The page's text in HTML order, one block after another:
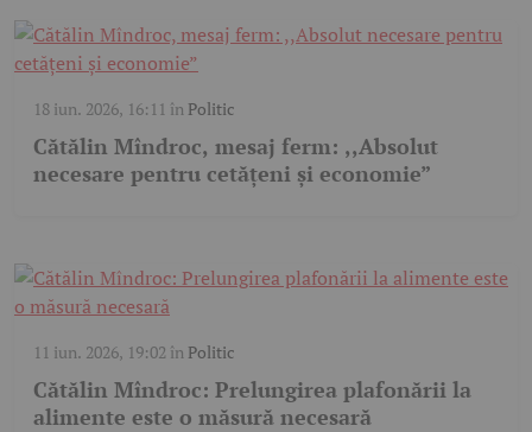
18 iun. 2026, 16:11 în Politic
Cătălin Mîndroc, mesaj ferm: ,,Absolut
necesare pentru cetățeni și economie”
11 iun. 2026, 19:02 în Politic
Cătălin Mîndroc: Prelungirea plafonării la
alimente este o măsură necesară